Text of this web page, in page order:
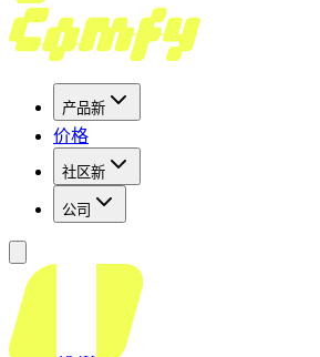
产品新
价格
社区新
公司